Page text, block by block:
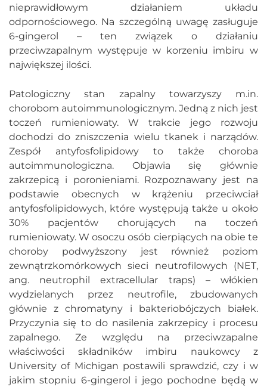
nieprawidłowym działaniem układu
odpornościowego. Na szczególną uwagę zasługuje
6-gingerol – ten związek o działaniu
przeciwzapalnym występuje w korzeniu imbiru w
największej ilości.
Patologiczny stan zapalny towarzyszy m.in.
chorobom autoimmunologicznym. Jedną z nich jest
toczeń rumieniowaty. W trakcie jego rozwoju
dochodzi do zniszczenia wielu tkanek i narządów.
Zespół antyfosfolipidowy to także choroba
autoimmunologiczna. Objawia się głównie
zakrzepicą i poronieniami. Rozpoznawany jest na
podstawie obecnych w krążeniu przeciwciał
antyfosfolipidowych, które występują także u około
30% pacjentów chorujących na toczeń
rumieniowaty. W osoczu osób cierpiących na obie te
choroby podwyższony jest również poziom
zewnątrzkomórkowych sieci neutrofilowych (NET,
ang. neutrophil extracellular traps) – włókien
wydzielanych przez neutrofile, zbudowanych
głównie z chromatyny i bakteriobójczych białek.
Przyczynia się to do nasilenia zakrzepicy i procesu
zapalnego. Ze względu na przeciwzapalne
właściwości składników imbiru naukowcy z
University of Michigan postawili sprawdzić, czy i w
jakim stopniu 6-gingerol i jego pochodne będą w